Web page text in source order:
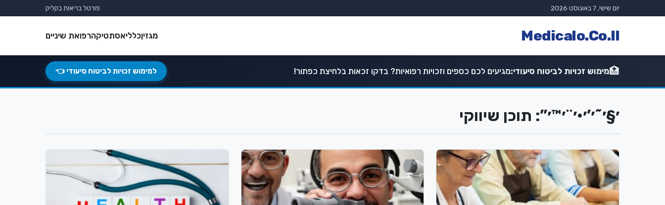
יום שישי, 7 באוגוסט 2026 פורטל בריאות בקליק
Medicalo.Co.Il מגזיןכלליאסתטיקהרפואת שיניים
🏥מימוש זכויות לביטוח סיעודי:מגיעים לכם כספים וזכויות רפואיות? בדקו זכאות בלחיצת כפתור! למימוש זכויות לביטוח סיעודי 👈
׳§׳˜׳’׳•׳¨׳™׳”: תוכן שיווקי